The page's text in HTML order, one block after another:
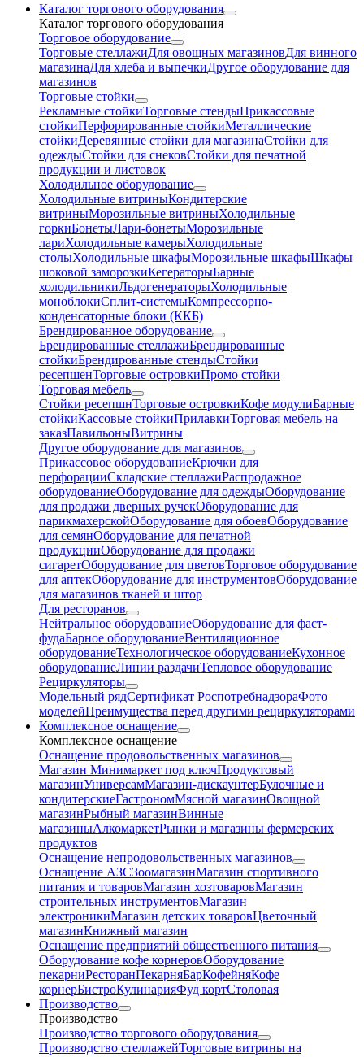
Каталог торгового оборудования
Каталог торгового оборудования
Торговое оборудование
Торговые стеллажиДля овощных магазиновДля винного
магазинаДля хлеба и выпечкиДругое оборудование для
магазинов
Торговые стойки
Рекламные стойкиТорговые стендыПрикассовые
стойкиПерфорированные стойкиМеталлические
стойкиДеревянные стойки для магазинаСтойки для
одеждыСтойки для снековСтойки для печатной
продукции и листовок
Холодильное оборудование
Холодильные витриныКондитерские
витриныМорозильные витриныХолодильные
горкиБонетыЛари-бонетыМорозильные
лариХолодильные камерыХолодильные
столыХолодильные шкафыМорозильные шкафыШкафы
шоковой заморозкиКегераторыБарные
холодильникиЛьдогенераторыХолодильные
моноблокиСплит-системыКомпрессорно-
конденсаторные блоки (ККБ)
Брендированное оборудование
Брендированные стеллажиБрендированные
стойкиБрендированные стендыСтойки
ресепшенТорговые островкиПромо стойки
Торговая мебель
Стойки ресепшнТорговые островкиКофе модулиБарные
стойкиКассовые стойкиПрилавкиТорговая мебель на
заказПавильоныВитрины
Другое оборудование для магазинов
Прикассовое оборудованиеКрючки для
перфорацииСкладские стеллажиРаспродажное
оборудованиеОборудование для одеждыОборудование
для продажи дверных ручекОборудование для
парикмахерскойОборудование для обоевОборудование
для семянОборудование для печатной
продукцииОборудование для продажи
сигаретОборудование для цветовТорговое оборудование
для аптекОборудование для инструментовОборудование
для магазинов тканей и штор
Для ресторанов
Нейтральное оборудованиеОборудование для фаст-
фудаБарное оборудованиеВентиляционное
оборудованиеТехнологическое оборудованиеКухонное
оборудованиеЛинии раздачиТепловое оборудование
Рециркуляторы
Модельный рядСертификат РоспотребнадзораФото
моделейПреимущества перед другими рециркуляторами
Комплексное оснащение
Комплексное оснащение
Оснащение продовольственных магазинов
Магазин Минимаркет под ключПродуктовый
магазинУниверсамМагазин-дискаунтерБулочные и
кондитерскиеГастрономМясной магазинОвощной
магазинРыбный магазинВинные
магазиныАлкомаркетРынки и магазины фермерских
продуктов
Оснащение непродовольственных магазинов
Оснащение АЗСЗоомагазинМагазин спортивного
питания и товаровМагазин хозтоваровМагазин
строительных инструментовМагазин
электроникиМагазин детских товаровЦветочный
магазинКнижный магазин
Оснащение предприятий общественного питания
Оборудование кофе корнеровОборудование
пекарниРесторанПекарняБарКофейняКофе
корнерБистроКулинарияФуд кортСтоловая
Производство
Производство
Производство торгового оборудования
Производство стеллажейТорговые витрины на